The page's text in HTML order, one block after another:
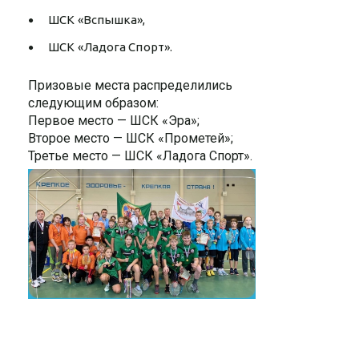
ШСК «Вспышка»,
ШСК «Ладога Спорт».
Призовые места распределились
следующим образом:
Первое место — ШСК «Эра»;
Второе место — ШСК «Прометей»;
Третье место — ШСК «Ладога Спорт».